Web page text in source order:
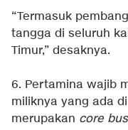
“Termasuk
tangga di seluruh
Timur,” desaknya.
6. Pertamina wajib
miliknya yang ada
merupakan core